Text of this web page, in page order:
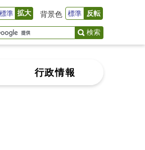
標準 拡大 背景色 標準 反転
検索
行政情報